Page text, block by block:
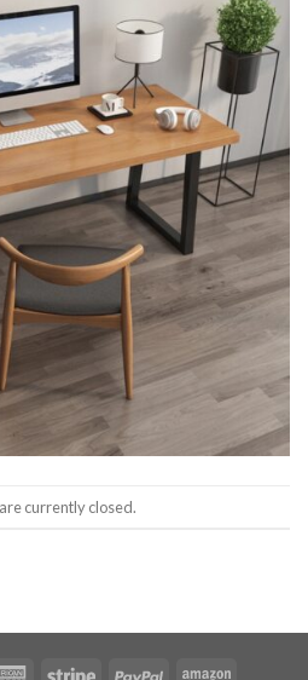
currently closed.